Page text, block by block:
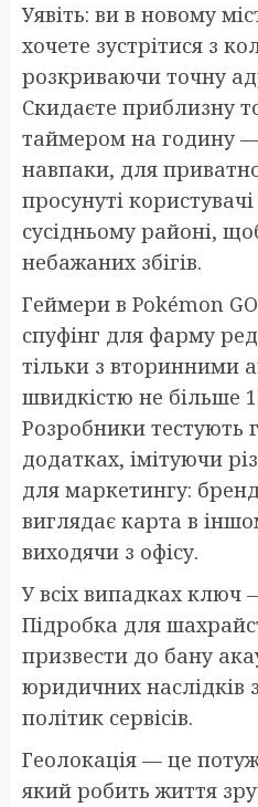
Уявіть: ви в новому
хочете зустрітися з
розкриваючи точну
Скидаєте приблизну
таймером на годину —
навпаки, для
просунуті
сусідньому районі,
небажаних збігів.
Геймери в Pokémon
спуфінг для фарму
тільки з вторинними
швидкістю не більше
Розробники тестують
додатках, імітуючи
для маркетингу:
виглядає карта в
виходячи з офісу.
У всіх випадках ключ
Підробка для
призвести до бану
юридичних наслідків
політик сервісів.
Геолокація — це
який робить життя